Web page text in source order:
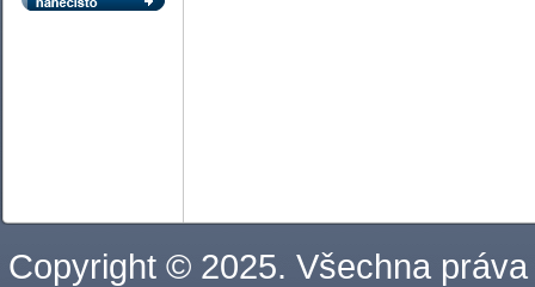
Copyright © 2025. Všechna práva